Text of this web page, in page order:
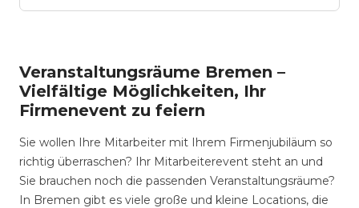
Veranstaltungsräume Bremen –
Vielfältige Möglichkeiten, Ihr
Firmenevent zu feiern
Sie wollen Ihre Mitarbeiter mit Ihrem Firmenjubiläum so
richtig überraschen? Ihr Mitarbeiterevent steht an und
Sie brauchen noch die passenden Veranstaltungsräume?
In Bremen gibt es viele große und kleine Locations, die